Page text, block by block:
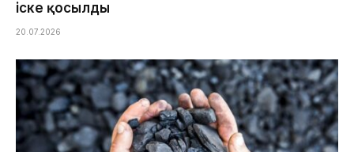
іске қосылды
20.07.2026